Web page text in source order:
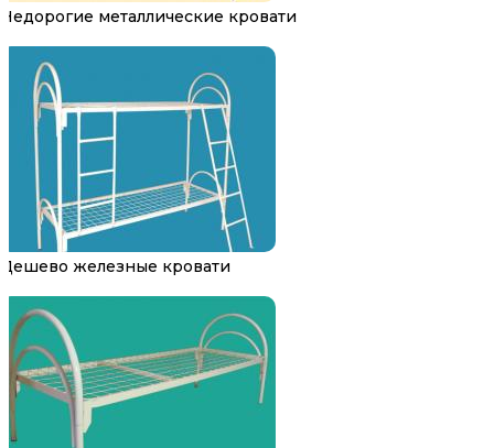
Недорогие металлические кровати
Дешево железные кровати